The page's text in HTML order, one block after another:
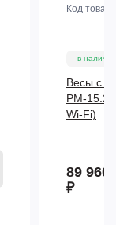
Код
в наличии
Весы с
PM-15.2
Wi-Fi)
89 960
₽